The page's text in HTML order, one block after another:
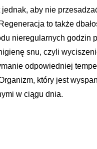
aby nie
to także
nieregularnych godzin
snu, czyli
odpowiedniej
który jest
w ciągu dnia.